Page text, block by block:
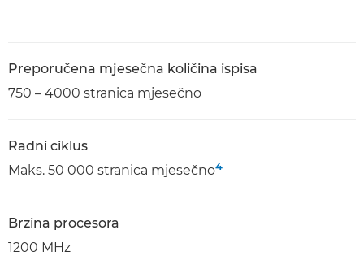
Preporučena mjesečna količina ispisa
750 – 4000 stranica mjesečno
Radni ciklus
Maks. 50 000 stranica mjesečno4
Brzina procesora
1200 MHz